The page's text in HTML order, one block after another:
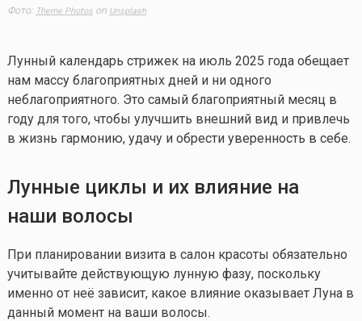
Фото: Theme Photoson Unsplash
Лунный календарь стрижек на июль 2025 года обещает
нам массу благоприятных дней и ни одного
неблагоприятного. Это самый благоприятный месяц в
году для того, чтобы улучшить внешний вид и привлечь
в жизнь гармонию, удачу и обрести уверенность в себе.
Лунные циклы и их влияние на
наши волосы
При планировании визита в салон красоты обязательно
учитывайте действующую лунную фазу, поскольку
именно от неё зависит, какое влияние оказывает Луна в
данный момент на ваши волосы.